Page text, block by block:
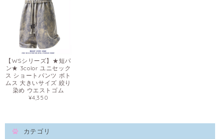
【WSシリーズ】★短パ
ン★ 3color ユニセック
ス ショートパンツ ボト
ムス 大きいサイズ 絞り
染め ウエストゴム
¥4,350
カテゴリ